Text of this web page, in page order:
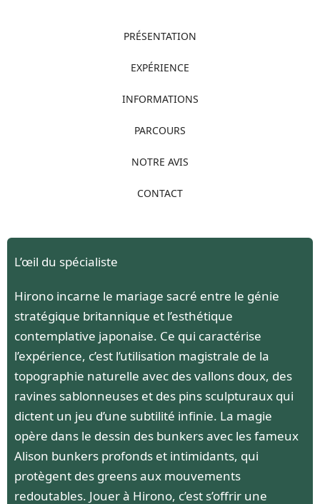
PRÉSENTATION
EXPÉRIENCE
INFORMATIONS
PARCOURS
NOTRE AVIS
CONTACT
L’œil du spécialiste
Hirono incarne le mariage sacré entre le génie
stratégique britannique et l’esthétique
contemplative japonaise. Ce qui caractérise
l’expérience, c’est l’utilisation magistrale de la
topographie naturelle avec des vallons doux, des
ravines sablonneuses et des pins sculpturaux qui
dictent un jeu d’une subtilité infinie. La magie
opère dans le dessin des bunkers avec les fameux
Alison bunkers profonds et intimidants, qui
protègent des greens aux mouvements
redoutables. Jouer à Hirono, c’est s’offrir une